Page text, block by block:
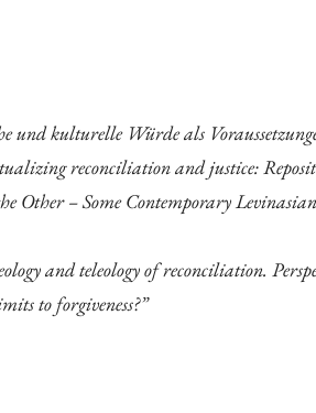
und kulturelle Würde als
reconciliation and justice:
Other – Some Contemporary
and teleology of reconciliation.
to forgiveness?”